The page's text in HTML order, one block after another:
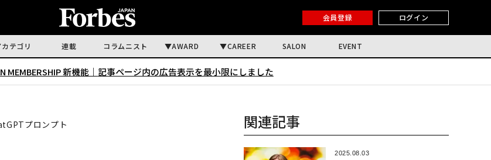
会員登録 ログイン
カテゴリ 連載 コラムニスト AWARD CAREER SALON EVENT
MEMBERSHIP 新機能｜ 記事ページ内の広告表示を最小限にしました
プロンプト
関連記事
2025.08.03